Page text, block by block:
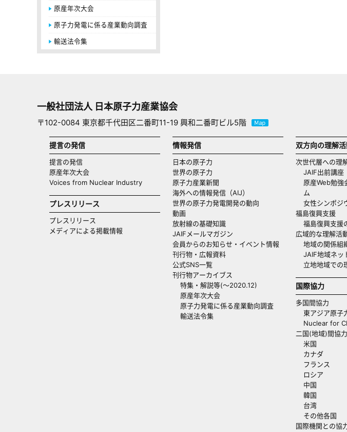
原産年次大会
原子力発電に係る産業動向調査
輸送法令集
一般社団法人 日本原子力産業協会
〒102-0084 東京都千代田区二番町11-19 興和二番町ビル5階
提言の発信
提言の発信
原産年次大会
Voices from Nuclear Industry
プレスリリース
プレスリリース
メディアによる掲載情報
情報発信
日本の原子力
世界の原子力
原子力産業新聞
海外への情報発信（AIJ）
世界の原子力発電開発の動向
動画
放射線の基礎知識
JAIFメールマガジン
会員からのお知らせ・イベント情報
刊行物・広報資料
公式SNS一覧
刊行物アーカイブス
特集・解説等(～2020.12)
原産年次大会
原子力発電に係る産業動向調査
輸送法令集
双方向の理解
次世代層への理
JAIF出前講座
原産Web勉強
ム
女性シンポジ
福島復興支援
福島復興支援
広域的な理解活
地域の関係組
JAIF地域ネッ
立地地域での
国際協力
多国間協力
東アジア原子
Nuclear for
二国(地域)間協力
米国
カナダ
フランス
ロシア
中国
韓国
台湾
その他各国
国際機関との協